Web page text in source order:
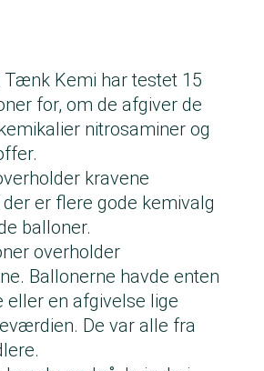
Tænk Kemi hartestet 15
for, om de afgiver de
nitrosaminer og
kravene
er flere gode kemivalg
balloner.
overholder
Ballonerne havde enten
eller en afgivelse lige
De var alle fra